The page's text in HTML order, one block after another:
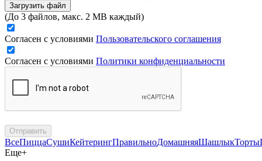
Загрузить файл
(До 3 файлов, макс. 2 MB каждый)
Согласен с условиями Пользовательского соглашения
Согласен с условиями Политики конфиденциальности
Отправить
ВсеПиццаСушиКейтерингПравильноДомашняяШашлыкТорты
Еще+